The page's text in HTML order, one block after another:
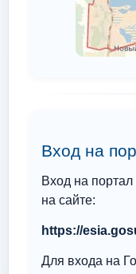
Вход на
Вход на
на сайте:
https://
Для входа на